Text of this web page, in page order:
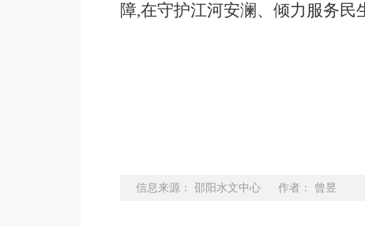
障,在守护江河安澜、倾力服务民
信息来源：邵阳水文中心 作者： 曾昱